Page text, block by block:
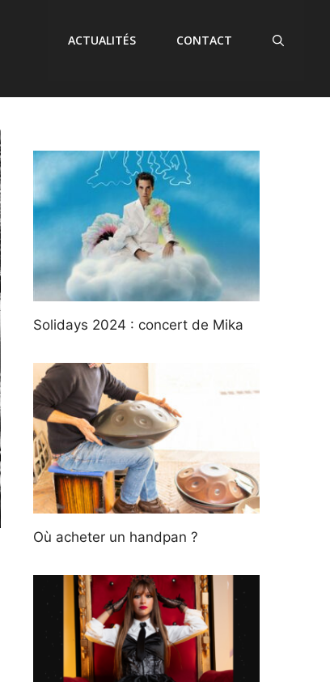
ACTUALITÉS CONTACT
Solidays 2024 : concert de Mika
Où acheter un handpan ?